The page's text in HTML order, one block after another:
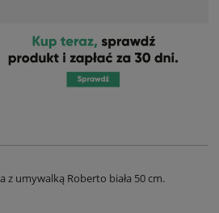
z umywalką Roberto biała 50 cm.